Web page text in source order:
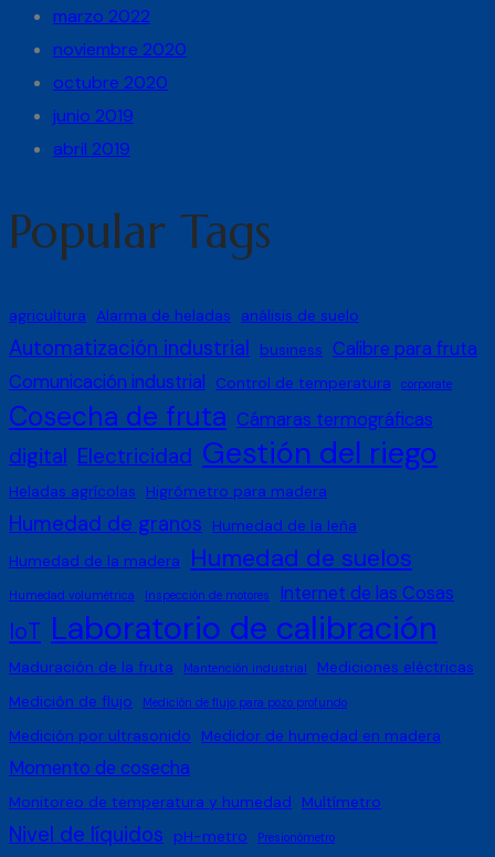
marzo 2022
noviembre 2020
octubre 2020
junio 2019
abril 2019
Popular Tags
agricultura Alarma de heladas análisis de suelo
Automatización industrial business Calibre para fruta
Comunicación industrial
Control de temperatura corporate
Cosecha de fruta Cámaras termográficas
digital Electricidad Gestión del riego
Heladas agrícolas Higrómetro para madera
Humedad de granos
Humedad de la leña
Humedad de la madera
Humedad de suelos
Humedad volumétrica Inspección de motores Internet de las Cosas
IoT Laboratorio de calibración
Maduración de la fruta Mantención industrial
Mediciones eléctricas
Medición de flujo
Medición de flujo para pozo profundo
Medición por ultrasonido Medidor de humedad en madera
Momento de cosecha
Monitoreo de temperatura y humedad Multímetro
Nivel de líquidos pH-metro Presionómetro